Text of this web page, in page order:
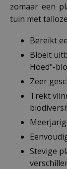
zomaar een
tuin met
Bereikt
Bloeit
Hoed"-
Zeer
Trekt
Stevige